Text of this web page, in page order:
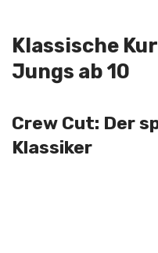
Klassische
Jungs ab 10
Crew Cut: Der
Klassiker